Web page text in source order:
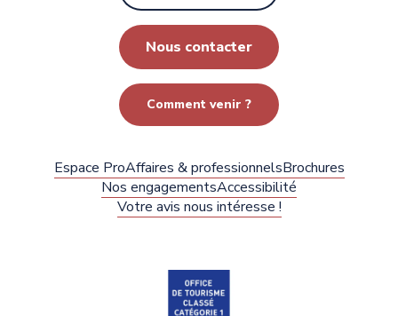
Nous contacter
Comment venir ?
Espace ProAffaires & professionnelsBrochures
Nos engagementsAccessibilité
Votre avis nous intéresse !